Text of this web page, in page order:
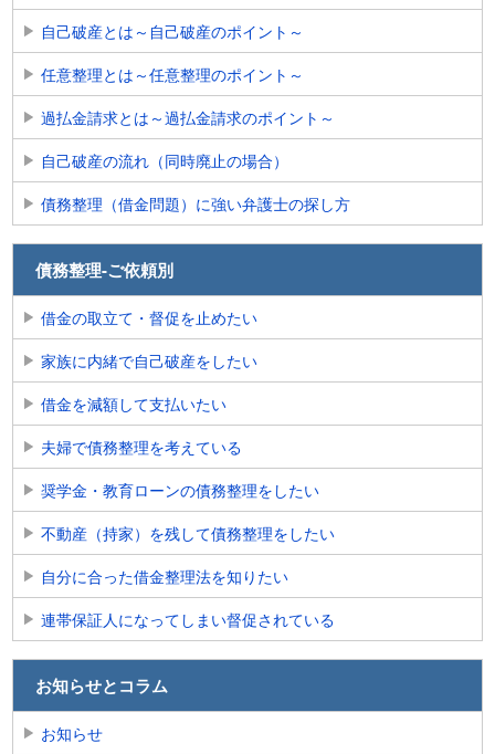
自己破産とは～自己破産のポイント～
任意整理とは～任意整理のポイント～
過払金請求とは～過払金請求のポイント～
自己破産の流れ（同時廃止の場合）
債務整理（借金問題）に強い弁護士の探し方
債務整理-ご依頼別
借金の取立て・督促を止めたい
家族に内緒で自己破産をしたい
借金を減額して支払いたい
夫婦で債務整理を考えている
奨学金・教育ローンの債務整理をしたい
不動産（持家）を残して債務整理をしたい
自分に合った借金整理法を知りたい
連帯保証人になってしまい督促されている
お知らせとコラム
お知らせ